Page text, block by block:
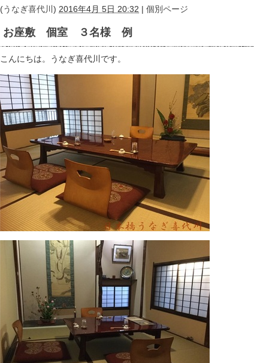
(うなぎ喜代川 ) 2016年4月 5日 20:32 | 個別ページ
お座敷 個室 ３名様 例
こんにちは。うなぎ喜代川です。